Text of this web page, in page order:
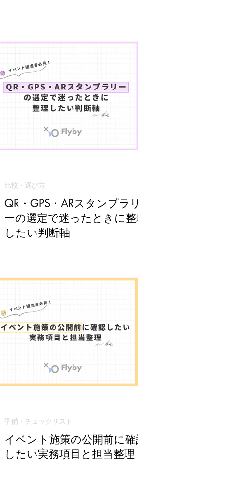
QR・GPS・ARスタンプラリ
ーの選定で迷ったときに整理
したい判断軸
比較・選び方
イベント施策の公開前に確認
したい実務項目と担当整理
準備・チェックリスト